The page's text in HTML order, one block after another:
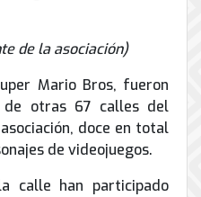
de la asociación)
Mario Bros, fueron
de otras 67 calles del
doce en total
de videojuegos.
calle han participado